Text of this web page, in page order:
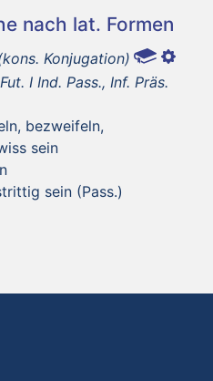
nach lat. Formen
Konjugation)
I Ind. Pass., Inf. Präs.
bezweifeln,
sein
sein (Pass.)